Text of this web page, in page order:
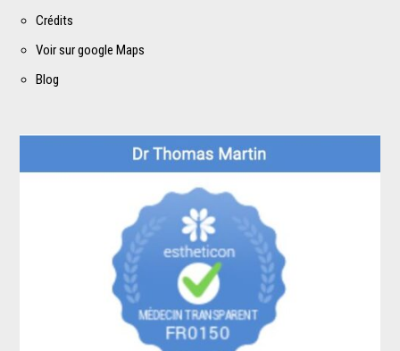
Crédits
Voir sur google Maps
Blog